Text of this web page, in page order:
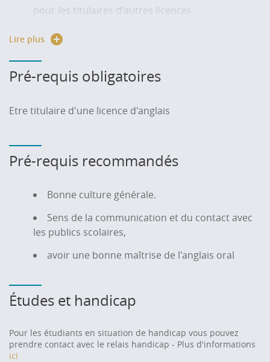
pour les titulaires d'autres licences.
Admission sur dossier de validation d'acquis
professionnels.
Lire plus
Pré-requis obligatoires
Etre titulaire d'une licence d'anglais
Pré-requis recommandés
Bonne culture générale.
Sens de la communication et du contact avec
les publics scolaires,
avoir une bonne maîtrise de l'anglais oral
Études et handicap
Pour les étudiants en situation de handicap vous pouvez
prendre contact avec le relais handicap - Plus d'informations
ici